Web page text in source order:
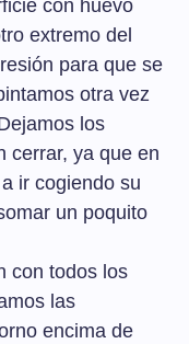
con huevo
extremo del
para que se
otra vez
los
cerrar, ya que en
ir cogiendo su
un poquito
con todos los
las
encima de